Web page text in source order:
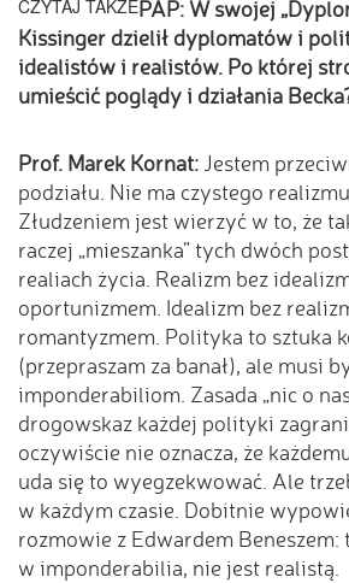
CZYTAJ TAKŻEPAP: W swojej
Kissinger dzielił dyplomatów i
idealistów i realistów. Po której
umieścić poglądy i działania
Prof. Marek Kornat: Jestem
podziału. Nie ma czystego
Złudzeniem jest wierzyć w to, że
raczej „mieszanka” tych dwóch
realiach życia. Realizm bez
oportunizmem. Idealizm bez
romantyzmem. Polityka to sztuka
(przepraszam za banał), ale musi
imponderabiliom. Zasada „nic o
drogowskaz każdej polityki
oczywiście nie oznacza, że
uda się to wyegzekwować. Ale
w każdym czasie. Dobitnie
rozmowie z Edwardem
w imponderabilia, nie jest realistą.